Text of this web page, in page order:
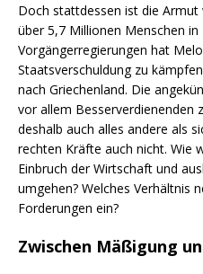
Doch stattdessen ist die
über 5,7 Millionen Menschen in
Vorgängerregierungen hat
Staatsverschuldung zu
nach Griechenland. Die
vor allem Besserverdienenden
deshalb auch alles andere als
rechten Kräfte auch nicht. Wie
Einbruch der Wirtschaft und
umgehen? Welches Verhältnis
Forderungen ein?
Zwischen Mäßigung